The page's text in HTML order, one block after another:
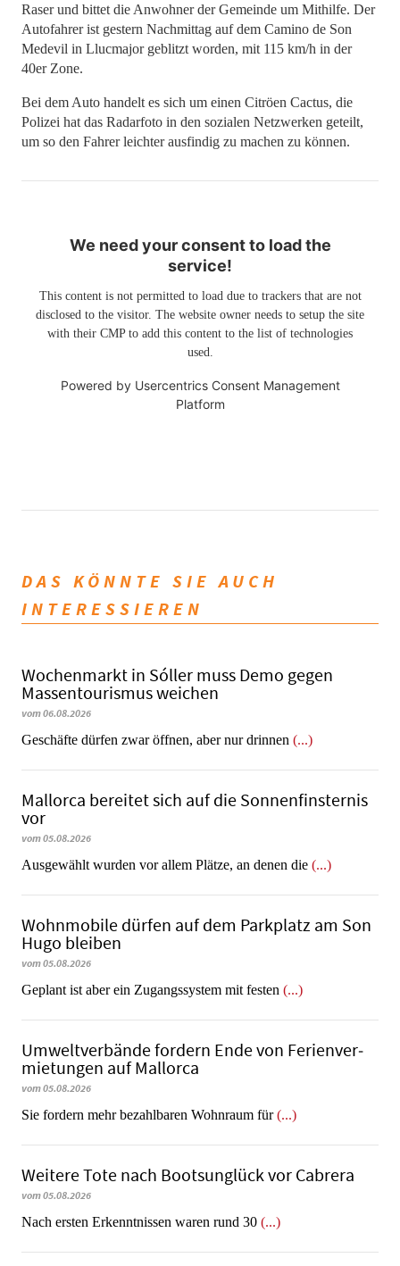
Raser und bittet die Anwohner der Gemeinde um Mithilfe. Der
Autofahrer ist gestern Nachmittag auf dem Camino de Son
Medevil in Llucmajor geblitzt worden, mit 115 km/h in der
40er Zone.
Bei dem Auto handelt es sich um einen Citröen Cactus, die
Polizei hat das Radarfoto in den sozialen Netzwerken geteilt,
um so den Fahrer leichter ausfindig zu machen zu können.
We need your consent to load the
service!
This content is not permitted to load due to trackers that are not
disclosed to the visitor. The website owner needs to setup the site
with their CMP to add this content to the list of technologies
used.
Powered by Usercentrics Consent Management
Platform
DAS KÖNNTE SIE AUCH
INTERESSIEREN
Wochenmarkt in Sóller muss Demo gegen
Massentourismus weichen
vom 06.08.2026
Geschäfte dürfen zwar öffnen, aber nur drinnen (...)
Mallorca bereitet sich auf die Sonnenfinsternis
vor
vom 05.08.2026
Ausgewählt wurden vor allem Plätze, an denen die (...)
Wohnmobile dürfen auf dem Parkplatz am Son
Hugo bleiben
vom 05.08.2026
Geplant ist aber ein Zugangssystem mit festen (...)
Umweltverbände fordern Ende von Fe­ri­en­ver­
mie­tun­gen auf Mallorca
vom 05.08.2026
Sie fordern mehr bezahlbaren Wohnraum für(...)
Weitere Tote nach Bootsunglück vor Cabrera
vom 05.08.2026
​​​​​​​Nach ersten Erkenntnissen waren rund 30 (...)